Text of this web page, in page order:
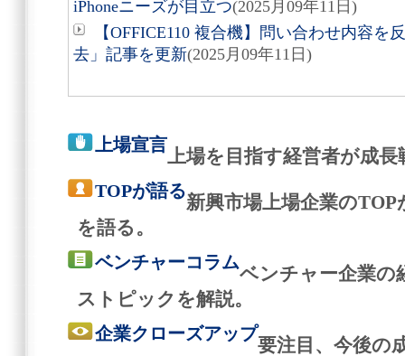
iPhoneニーズが目立つ(2025月09年11日)
【OFFICE110 複合機】問い合わせ内容を
去」記事を更新(2025月09年11日)
上場宣言
上場を目指す経営者が成
TOPが語る
新興市場上場企業の
を語る。
ベンチャーコラム
ベンチャー企業の
ストピックを解説。
企業クローズアップ
要注目、今後の